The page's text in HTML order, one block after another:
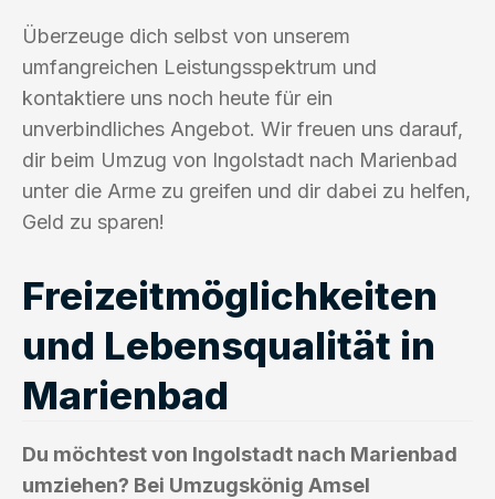
Überzeuge dich selbst von unserem
umfangreichen Leistungsspektrum und
kontaktiere uns noch heute für ein
unverbindliches Angebot. Wir freuen uns darauf,
dir beim Umzug von Ingolstadt nach Marienbad
unter die Arme zu greifen und dir dabei zu helfen,
Geld zu sparen!
Freizeitmöglichkeiten
und Lebensqualität in
Marienbad
Du möchtest von Ingolstadt nach Marienbad
umziehen? Bei Umzugskönig Amsel